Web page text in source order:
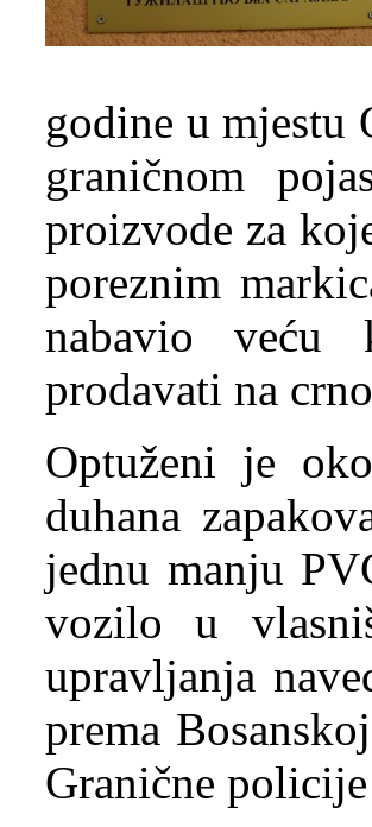
godine u mjestu
graničnom
proizvode za
poreznim
nabavio veću
prodavati na
Optuženi je
duhana
jednu manju
vozilo u
upravljanja
prema
Granične